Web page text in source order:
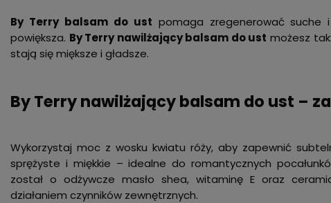
By Terry balsam do ust pomaga zregenerować
powiększa. By Terry nawilżający balsam do ust możesz
stają się miększe i gładsze.
By Terry nawilżający balsam do ust –
Wykorzystaj moc z wosku kwiatu róży, aby zapewnić
sprężyste i miękkie – idealne do romantycznych
został o odżywcze masło shea, witaminę E oraz
działaniem czynników zewnętrznych.